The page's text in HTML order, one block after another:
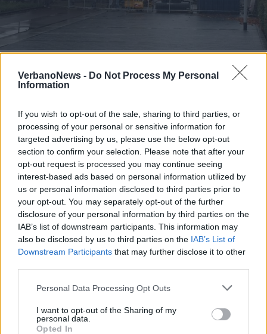
VerbanoNews - Do Not Process My Personal
Information
If you wish to opt-out of the sale, sharing to third parties, or
processing of your personal or sensitive information for
targeted advertising by us, please use the below opt-out
section to confirm your selection. Please note that after your
opt-out request is processed you may continue seeing
interest-based ads based on personal information utilized by
us or personal information disclosed to third parties prior to
your opt-out. You may separately opt-out of the further
disclosure of your personal information by third parties on the
IAB’s list of downstream participants. This information may
also be disclosed by us to third parties on the IAB’s List of
Downstream Participants that may further disclose it to other
Personal Data Processing Opt Outs
I want to opt-out of the Sharing of my
personal data.
Opted In
Partiti i lavori di riqualificazione
del lungolago
La risistemazione del lungolago